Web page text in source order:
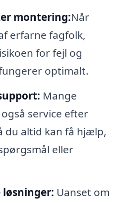
montering:Når
erfarne fagfolk,
for fejl og
optimalt.
Mange
service efter
du altid kan få hjælp,
eller
Uanset om